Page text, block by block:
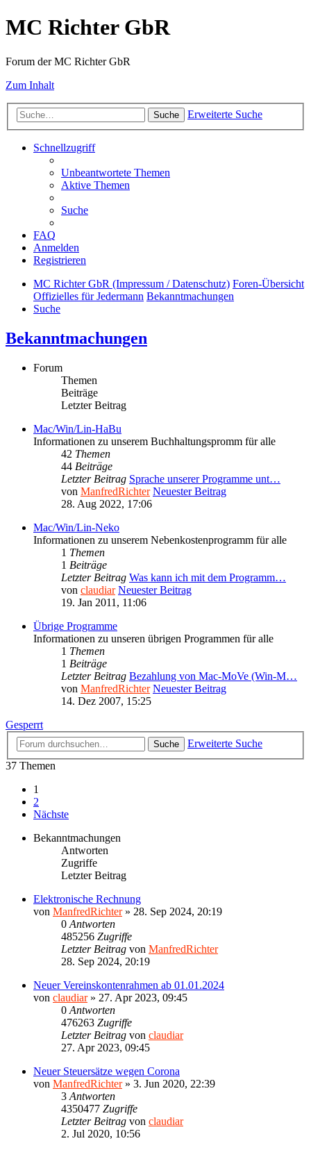
MC Richter GbR
Forum der MC Richter GbR
Zum Inhalt
Suche Erweiterte Suche
Schnellzugriff
Unbeantwortete Themen
Aktive Themen
Suche
FAQ
Anmelden
Registrieren
MC Richter GbR (Impressum / Datenschutz) Foren-Übersicht
Offizielles für Jedermann Bekanntmachungen
Suche
Bekanntmachungen
Forum
Themen
Beiträge
Letzter Beitrag
Mac/Win/Lin-HaBu
Informationen zu unserem Buchhaltungspromm für alle
42 Themen
44 Beiträge
Letzter Beitrag Sprache unserer Programme unt…
von ManfredRichter Neuester Beitrag
28. Aug 2022, 17:06
Mac/Win/Lin-Neko
Informationen zu unserem Nebenkostenprogramm für alle
1 Themen
1 Beiträge
Letzter Beitrag Was kann ich mit dem Programm…
von claudiar Neuester Beitrag
19. Jan 2011, 11:06
Übrige Programme
Informationen zu unseren übrigen Programmen für alle
1 Themen
1 Beiträge
Letzter Beitrag Bezahlung von Mac-MoVe (Win-M…
von ManfredRichter Neuester Beitrag
14. Dez 2007, 15:25
Gesperrt
Suche
Erweiterte Suche
37 Themen
1
2
Nächste
Bekanntmachungen
Antworten
Zugriffe
Letzter Beitrag
Elektronische Rechnung
von ManfredRichter» 28. Sep 2024, 20:19
0 Antworten
485256 Zugriffe
Letzter Beitrag von ManfredRichter
28. Sep 2024, 20:19
Neuer Vereinskontenrahmen ab 01.01.2024
von claudiar» 27. Apr 2023, 09:45
0 Antworten
476263 Zugriffe
Letzter Beitrag von claudiar
27. Apr 2023, 09:45
Neuer Steuersätze wegen Corona
von ManfredRichter» 3. Jun 2020, 22:39
3 Antworten
4350477 Zugriffe
Letzter Beitrag von claudiar
2. Jul 2020, 10:56